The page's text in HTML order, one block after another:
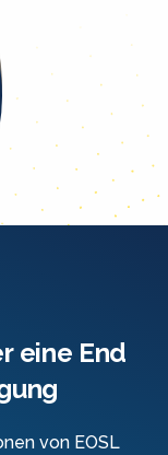
eine End
von EOSL